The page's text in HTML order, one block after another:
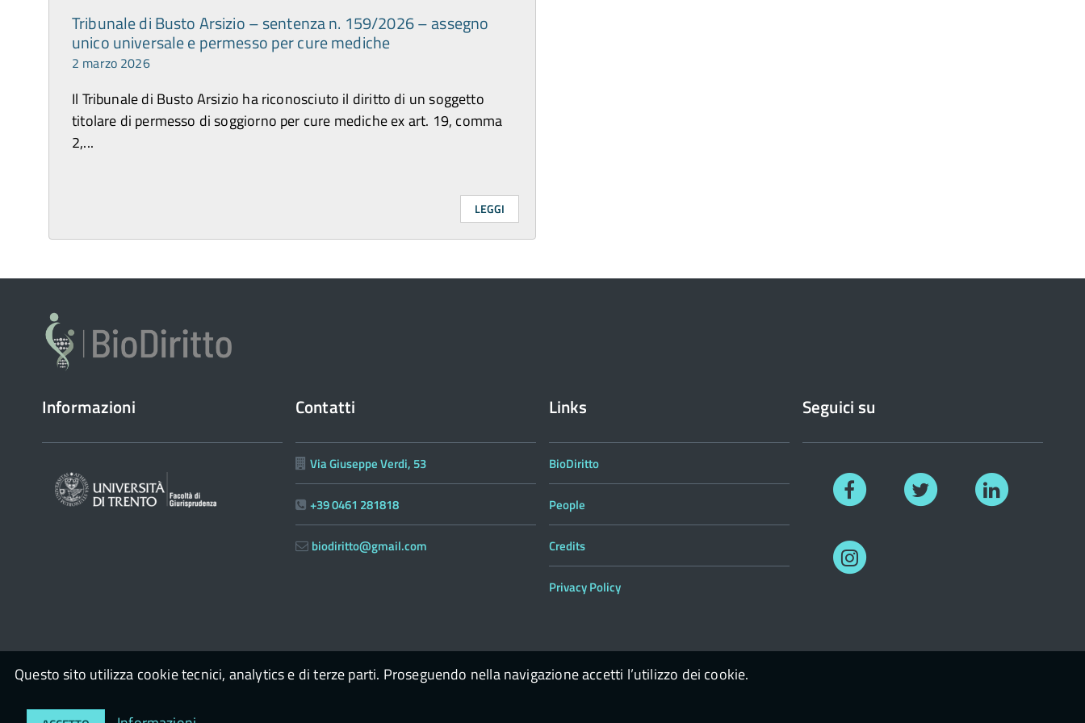
Tribunale di Busto Arsizio – sentenza n. 159/2026 – assegno
unico universale e permesso per cure mediche
2 marzo 2026
Il Tribunale di Busto Arsizio ha riconosciuto il diritto di un soggetto
titolare di permesso di soggiorno per cure mediche ex art. 19, comma
2,...
LEGGI
Informazioni Contatti
Via Giuseppe Verdi, 53
+39 0461 281818
biodiritto@gmail.com
Links
BioDiritto
People
Credits
Privacy Policy
Seguici su
Facebook
Questo sito utilizza cookie tecnici, analytics e di terze parti. Proseguendo nella navigazione accetti l’utilizzo dei cookie.